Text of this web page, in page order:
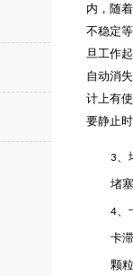
内，随
不稳定
旦工作
自动消
计上有
要静止
3
堵
4
卡
颗